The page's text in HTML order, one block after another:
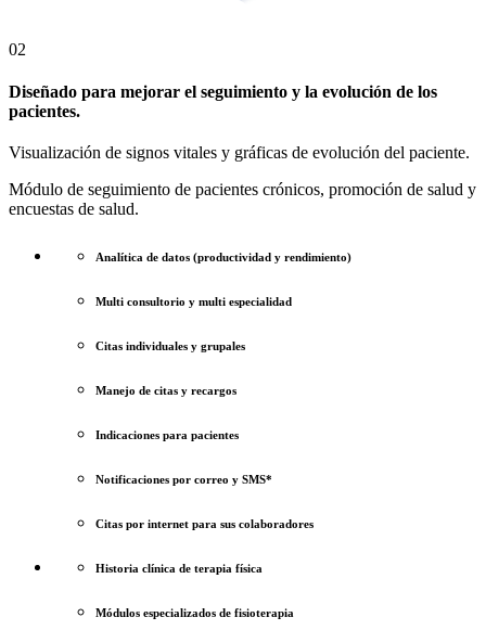
02
Diseñado para mejorar el seguimiento y la evolución de los
pacientes.
Visualización de signos vitales y gráficas de evolución del paciente.
Módulo de seguimiento de pacientes crónicos, promoción de salud y
encuestas de salud.
Analítica de datos (productividad y rendimiento)
Multi consultorio y multi especialidad
Citas individuales y grupales
Manejo de citas y recargos
Indicaciones para pacientes
Notificaciones por correo y SMS*
Citas por internet para sus colaboradores
Historia clínica de terapia física
Módulos especializados de fisioterapia